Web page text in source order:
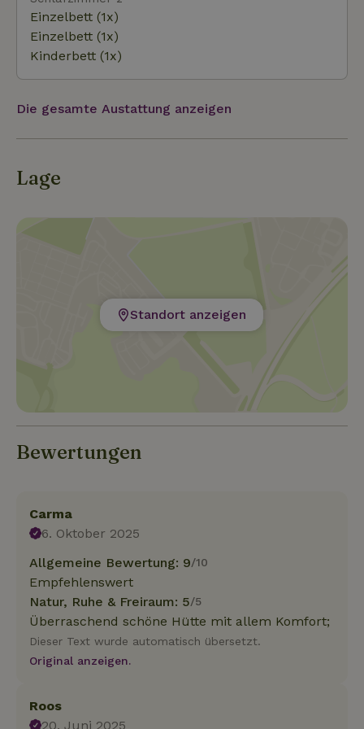
Leuchttürmen und schönen Aussichten entlang des
Weges. Mit Natur, Strand und endlosen Rad- und
Wandermöglichkeiten in unmittelbarer Nähe ist das
Chalet De Miranda der perfekte Ort.
Einzelbett (1x)
Einzelbett (1x)
Kinderbett (1x)
Die gesamte Austattung anzeigen
Lage
Standort anzeigen
Bewertungen
Carma
6. Oktober 2025
Allgemeine Bewertung: 9/10
Empfehlenswert
Natur, Ruhe & Freiraum: 5/5
Überraschend schöne Hütte mit allem Komfort;
Dieser Text wurde automatisch übersetzt.
Original anzeigen.
Roos
20. Juni 2025